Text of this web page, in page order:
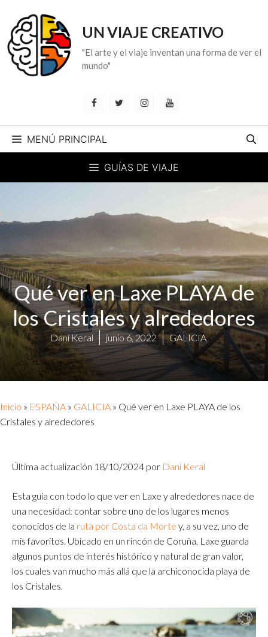
contenido
UN VIAJE CREATIVO
"El arte y el viaje inventan una forma de ver el
mundo"
MENÚ PRINCIPAL
GUÍAS DE VIAJE
Qué ver en Laxe PLAYA de
los Cristales y alrededores
Dani Keral junio 6, 2022 GALICIA
Inicio » ESPAÑA » GALICIA » Qué ver en Laxe PLAYA de los
Cristales y alrededores
Última actualización 18/10/2024 por Dani Keral
Esta guía con todo lo que ver en Laxe y alrededores nace de
una necesidad: contar sobre uno de los lugares menos
conocidos de la ruta por Costa da Morte y, a su vez, uno de
mis favoritos. Ubicado en un rincón de Coruña, Laxe guarda
algunos puntos de interés histórico y natural de gran valor,
los cuales van mucho más allá que la archiconocida playa de
los Cristales.